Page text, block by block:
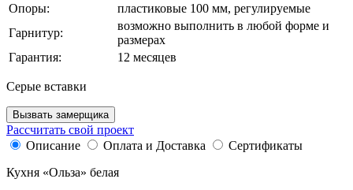
Опоры:
пластиковые 100 мм, регулируемые
Гарнитур:
возможно выполнить в любой форме и
размерах
Гарантия:
12 месяцев
Серые вставки
Вызвать замерщика
Рассчитать свой проект
Описание
Оплата и Доставка
Сертификаты
Кухня «Ольза» белая